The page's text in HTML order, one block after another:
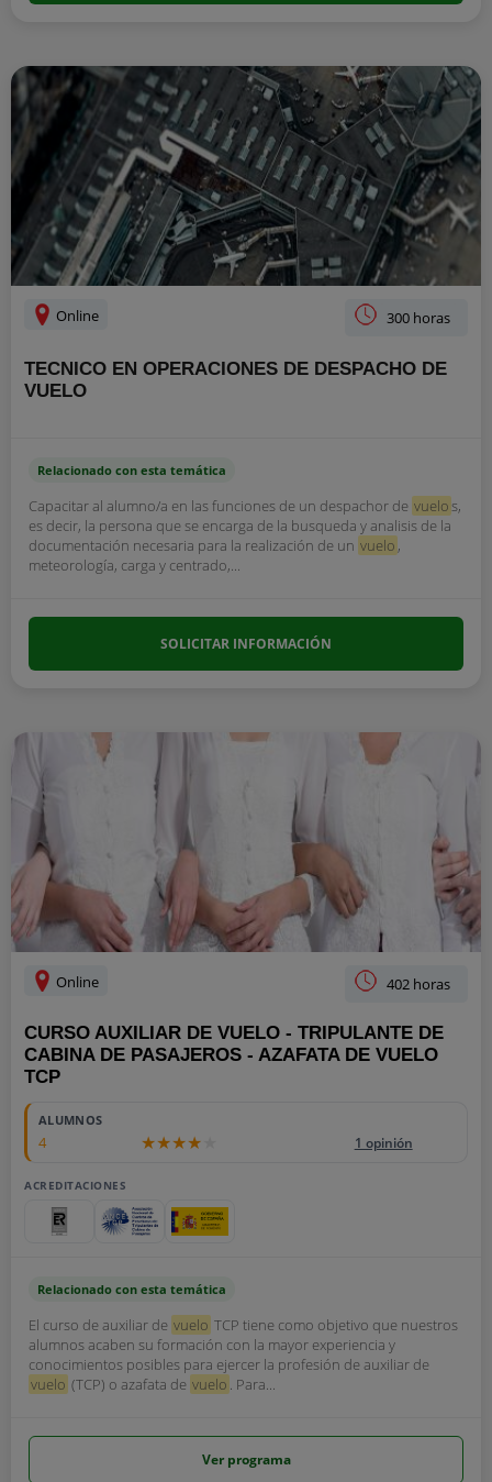
Online 300 horas
TECNICO EN OPERACIONES DE DESPACHO DE
VUELO
Relacionado con esta temática
Capacitar al alumno/a en las funciones de un despachor de vuelos,
es decir, la persona que se encarga de la busqueda y analisis de la
documentación necesaria para la realización de un vuelo ,
meteorología, carga y centrado,...
SOLICITAR INFORMACIÓN
Online 402 horas
CURSO AUXILIAR DE VUELO - TRIPULANTE DE
CABINA DE PASAJEROS - AZAFATA DE VUELO
TCP
ALUMNOS
4 1 opinión
ACREDITACIONES
Relacionado con esta temática
El curso de auxiliar de vuelo TCP tiene como objetivo que nuestros
alumnos acaben su formación con la mayor experiencia y
conocimientos posibles para ejercer la profesión de auxiliar de
vuelo (TCP) o azafata de vuelo . Para...
Ver programa